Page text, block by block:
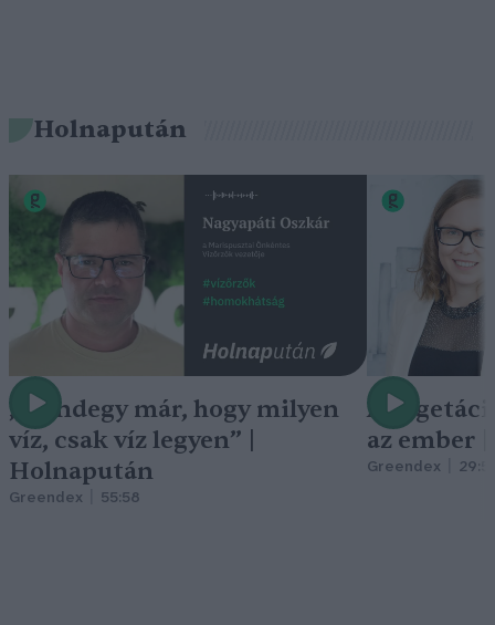
Holnapután
„Mindegy már, hogy milyen
víz, csak víz legyen” |
Holnapután
Greendex 55:58
A
az ember
Greendex